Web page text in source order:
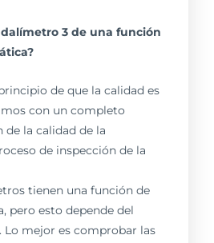
3 de una función
de que la calidad es
con un completo
de la calidad de la
de inspección de la
tienen una función de
pero esto depende del
Lo mejor es comprobar las